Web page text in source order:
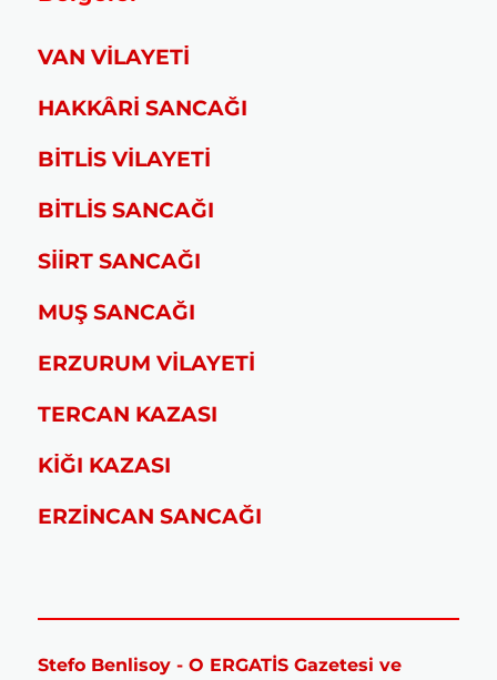
VAN VİLAYETİ
HAKKÂRİ SANCAĞI
BİTLİS VİLAYETİ
BİTLİS SANCAĞI
SİİRT SANCAĞI
MUŞ SANCAĞI
ERZURUM VİLAYETİ
TERCAN KAZASI
KİĞI KAZASI
ERZİNCAN SANCAĞI
Stefo Benlisoy - O ERGATİS Gazetesi ve